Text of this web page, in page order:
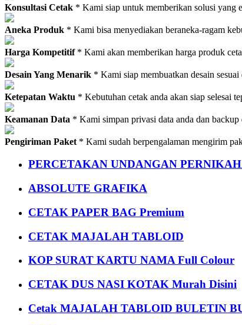
Konsultasi Cetak * Kami siap untuk memberikan solusi yang
Aneka Produk * Kami bisa menyediakan beraneka-ragam
Harga Kompetitif* Kami akan memberikan harga produk
Desain Yang Menarik * Kami siap membuatkan desain sesuai
Ketepatan Waktu * Kebutuhan cetak anda akan siap selesai
Keamanan Data * Kami simpan privasi data anda dan backup
Pengiriman Paket * Kami sudah berpengalaman mengirim
PERCETAKAN UNDANGAN
ABSOLUTE GRAFIKA
CETAK PAPER BAG Premium
CETAK MAJALAH TABLOID
KOP SURAT KARTU NAMA Full Colour
CETAK DUS NASI KOTAK Murah Disini
Cetak MAJALAH TABLOID BULETIN